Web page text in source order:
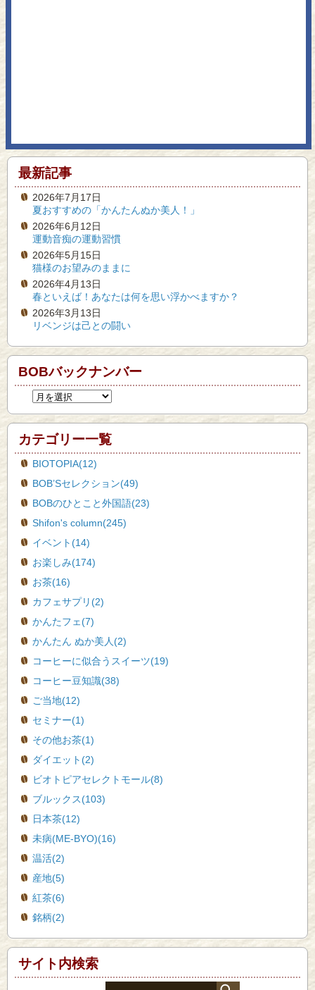
最新記事
2026年7月17日
夏おすすめの「かんたんぬか美人！」
2026年6月12日
運動音痴の運動習慣
2026年5月15日
猫様のお望みのままに
2026年4月13日
春といえば！あなたは何を思い浮かべますか？
2026年3月13日
リベンジは己との闘い
BOBバックナンバー
カテゴリー一覧
BIOTOPIA(12)
BOB’Sセレクション(49)
BOBのひとこと外国語(23)
Shifon's column(245)
イベント(14)
お楽しみ(174)
お茶(16)
カフェサプリ(2)
かんたフェ(7)
かんたん ぬか美人(2)
コーヒーに似合うスイーツ(19)
コーヒー豆知識(38)
ご当地(12)
セミナー(1)
その他お茶(1)
ダイエット(2)
ビオトピアセレクトモール(8)
ブルックス(103)
日本茶(12)
未病(ME-BYO)(16)
温活(2)
産地(5)
紅茶(6)
銘柄(2)
サイト内検索